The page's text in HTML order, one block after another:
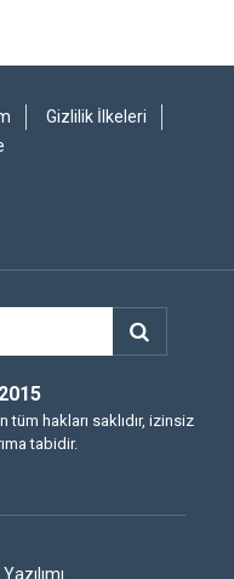
Gizlilik İlkeleri
hakları saklıdır, izinsiz
tabidir.